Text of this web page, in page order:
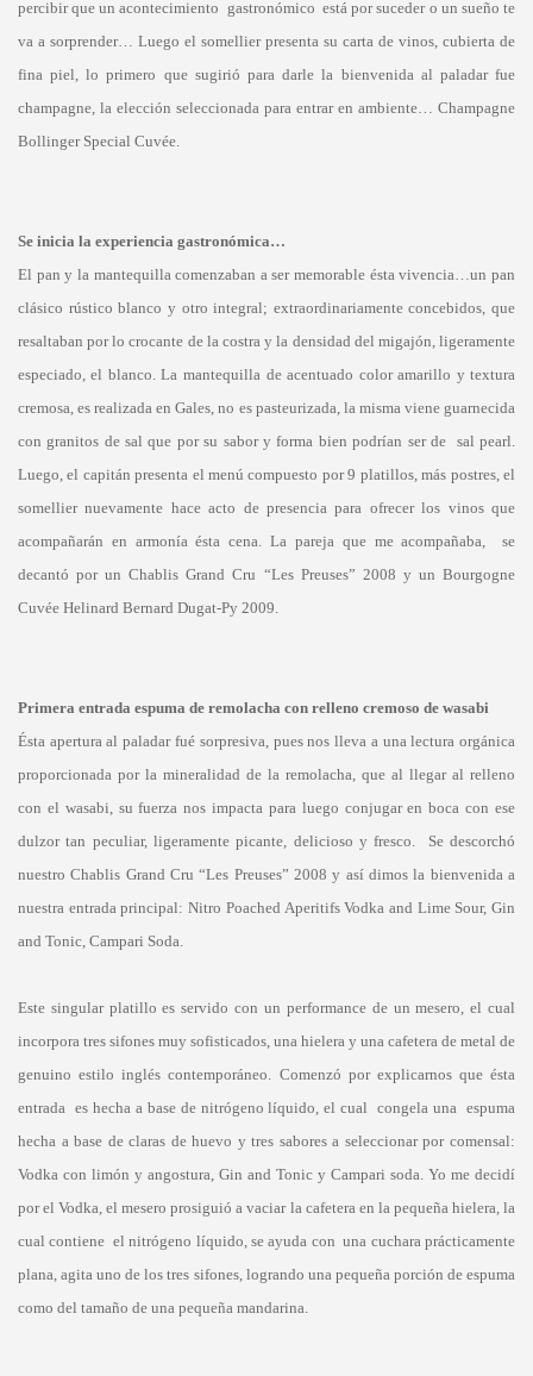
percibir que un acontecimiento gastronómico está por suceder o un sueño te
va a sorprender… Luego el somellier presenta su carta de vinos, cubierta de
fina piel, lo primero que sugirió para darle la bienvenida al paladar fue
champagne, la elección seleccionada para entrar en ambiente… Champagne
Bollinger Special Cuvée.
Se inicia la experiencia gastronómica…
El pan y la mantequilla comenzaban a ser memorable ésta vivencia…un pan
clásico rústico blanco y otro integral; extraordinariamente concebidos, que
resaltaban por lo crocante de la costra y la densidad del migajón, ligeramente
especiado, el blanco. La mantequilla de acentuado color amarillo y textura
cremosa, es realizada en Gales, no es pasteurizada, la misma viene guarnecida
con granitos de sal que por su sabor y forma bien podrían ser de sal pearl.
Luego, el capitán presenta el menú compuesto por 9 platillos, más postres, el
somellier nuevamente hace acto de presencia para ofrecer los vinos que
acompañarán en armonía ésta cena. La pareja que me acompañaba, se
decantó por un Chablis Grand Cru “Les Preuses” 2008 y un Bourgogne
Cuvée Helinard Bernard Dugat-Py 2009.
Primera entrada espuma de remolacha con relleno cremoso de wasabi
Ésta apertura al paladar fué sorpresiva, pues nos lleva a una lectura orgánica
proporcionada por la mineralidad de la remolacha, que al llegar al relleno
con el wasabi, su fuerza nos impacta para luego conjugar en boca con ese
dulzor tan peculiar, ligeramente picante, delicioso y fresco. Se descorchó
nuestro Chablis Grand Cru “Les Preuses” 2008 y así dimos la bienvenida a
nuestra entrada principal: Nitro Poached Aperitifs Vodka and Lime Sour, Gin
and Tonic, Campari Soda.
Este singular platillo es servido con un performance de un mesero, el cual
incorpora tres sifones muy sofisticados, una hielera y una cafetera de metal de
genuino estilo inglés contemporáneo. Comenzó por explicarnos que ésta
entrada es hecha a base de nitrógeno líquido, el cual congela una espuma
hecha a base de claras de huevo y tres sabores a seleccionar por comensal:
Vodka con limón y angostura, Gin and Tonic y Campari soda. Yo me decidí
por el Vodka, el mesero prosiguió a vaciar la cafetera en la pequeña hielera, la
cual contiene el nitrógeno líquido, se ayuda con una cuchara prácticamente
plana, agita uno de los tres sifones, logrando una pequeña porción de espuma
como del tamaño de una pequeña mandarina.